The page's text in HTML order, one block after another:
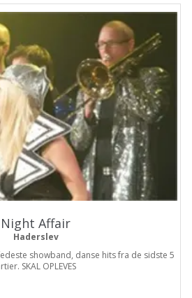
Night Affair
Haderslev
showband, danse hits fra de sidste 5
SKAL OPLEVES